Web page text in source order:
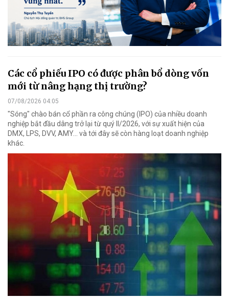
Các cổ phiếu IPO có được phân bổ dòng vốn
mới từ nâng hạng thị trường?
07/08/2026 04:05
"Sóng" chào bán cổ phần ra công chúng (IPO) của nhiều doanh
nghiệp bắt đầu dâng trở lại từ quý II/2026, với sự xuất hiện của
DMX, LPS, DVV, AMY... và tới đây sẽ còn hàng loạt doanh nghiệp
khác.